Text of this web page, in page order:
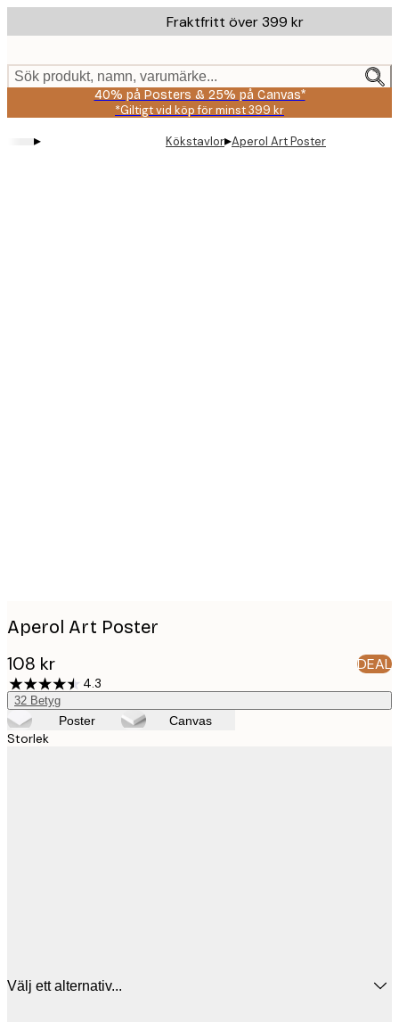
to
content.
Fraktfritt över 399 kr
Sök produkt, namn, varumärke...
40% på Posters & 25% på Canvas*
*Giltigt vid köp för minst 399 kr
▸ Kökstavlor▸Aperol Art Poster
Aperol Art Poster
108 kr DEAL
4.3
32 Betyg
Poster Canvas
Storlek
Välj ett alternativ...